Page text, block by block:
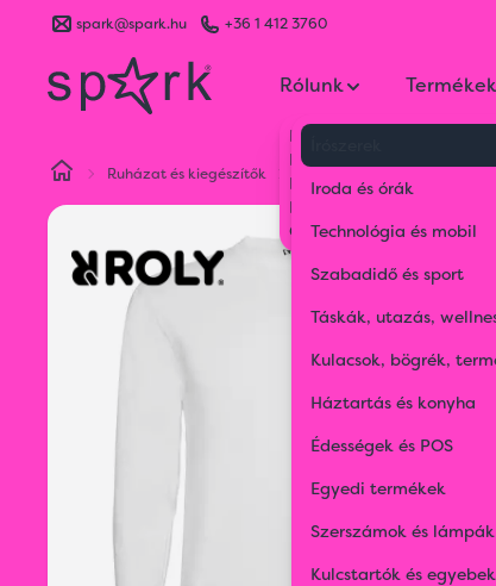
spark@spark.hu +36 1 412 3760
Rólunk
Kik vagyunk
Kapcsolat
Blog
Karrier
Gyakran Ismételt Kérdések
Termékek
Iroda és órák
Technológia és mobil
Szabadidő és sport
Táskák, utazás,
Kulacsok, bögrék,
Háztartás és konyha
Édességek és POS
Egyedi termékek
Szerszámok és lámpák
Kulcstartók és egyebek
Ruházat és kiegészítők